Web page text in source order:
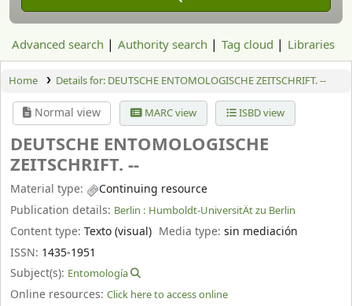
Advanced search Authority search Tag cloud Libraries
Home Details for: DEUTSCHE ENTOMOLOGISCHE ZEITSCHRIFT. --
Normal view MARC view ISBD view
DEUTSCHE ENTOMOLOGISCHE
ZEITSCHRIFT. --
Material type:
Continuing resource
Publication details: Berlin : Humboldt-UniversitÄt zu Berlin
Content type: Texto (visual) Media type:sin mediación
ISSN: 1435-1951
Subject(s): Entomología
Online resources: Click here to access online